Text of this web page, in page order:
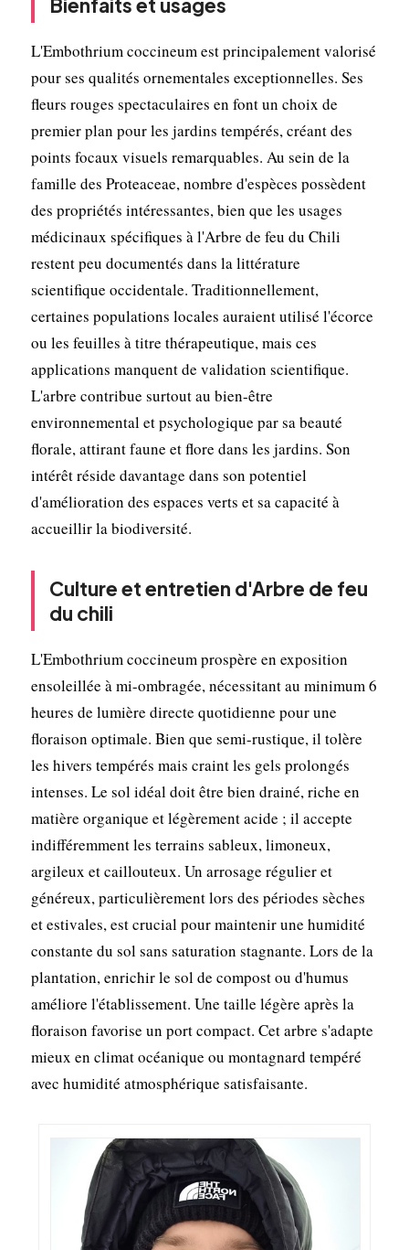
Bienfaits et usages
L'Embothrium coccineum est principalement valorisé
pour ses qualités ornementales exceptionnelles. Ses
fleurs rouges spectaculaires en font un choix de
premier plan pour les jardins tempérés, créant des
points focaux visuels remarquables. Au sein de la
famille des Proteaceae, nombre d'espèces possèdent
des propriétés intéressantes, bien que les usages
médicinaux spécifiques à l'Arbre de feu du Chili
restent peu documentés dans la littérature
scientifique occidentale. Traditionnellement,
certaines populations locales auraient utilisé l'écorce
ou les feuilles à titre thérapeutique, mais ces
applications manquent de validation scientifique.
L'arbre contribue surtout au bien-être
environnemental et psychologique par sa beauté
florale, attirant faune et flore dans les jardins. Son
intérêt réside davantage dans son potentiel
d'amélioration des espaces verts et sa capacité à
accueillir la biodiversité.
Culture et entretien d'Arbre de feu
du chili
L'Embothrium coccineum prospère en exposition
ensoleillée à mi-ombragée, nécessitant au minimum 6
heures de lumière directe quotidienne pour une
floraison optimale. Bien que semi-rustique, il tolère
les hivers tempérés mais craint les gels prolongés
intenses. Le sol idéal doit être bien drainé, riche en
matière organique et légèrement acide ; il accepte
indifféremment les terrains sableux, limoneux,
argileux et caillouteux. Un arrosage régulier et
généreux, particulièrement lors des périodes sèches
et estivales, est crucial pour maintenir une humidité
constante du sol sans saturation stagnante. Lors de la
plantation, enrichir le sol de compost ou d'humus
améliore l'établissement. Une taille légère après la
floraison favorise un port compact. Cet arbre s'adapte
mieux en climat océanique ou montagnard tempéré
avec humidité atmosphérique satisfaisante.